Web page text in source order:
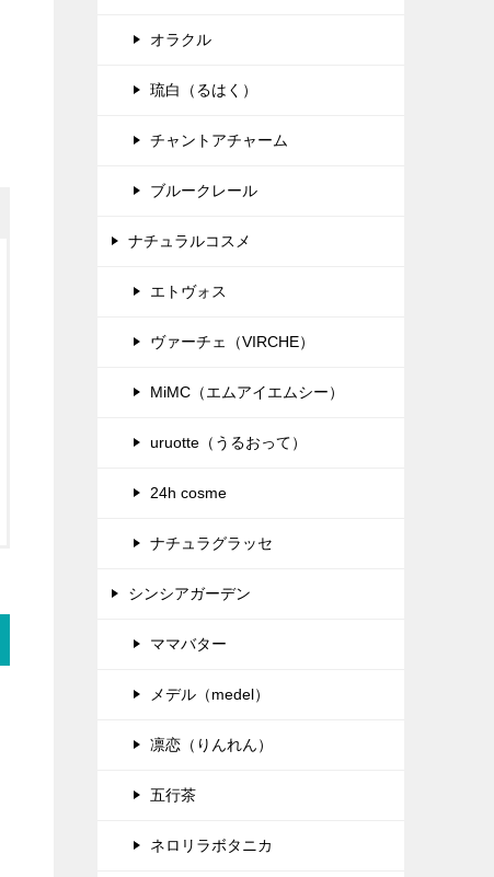
オラクル
琉白（るはく）
チャントアチャーム
ブルークレール
ナチュラルコスメ
エトヴォス
ヴァーチェ（VIRCHE）
MiMC（エムアイエムシー）
uruotte（うるおって）
24h cosme
ナチュラグラッセ
シンシアガーデン
ママバター
メデル（medel）
凛恋（りんれん）
五行茶
ネロリラボタニカ